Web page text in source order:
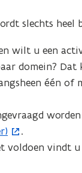
slechts
wilt u een
domein? Dat
één of
.
voldoen vindt